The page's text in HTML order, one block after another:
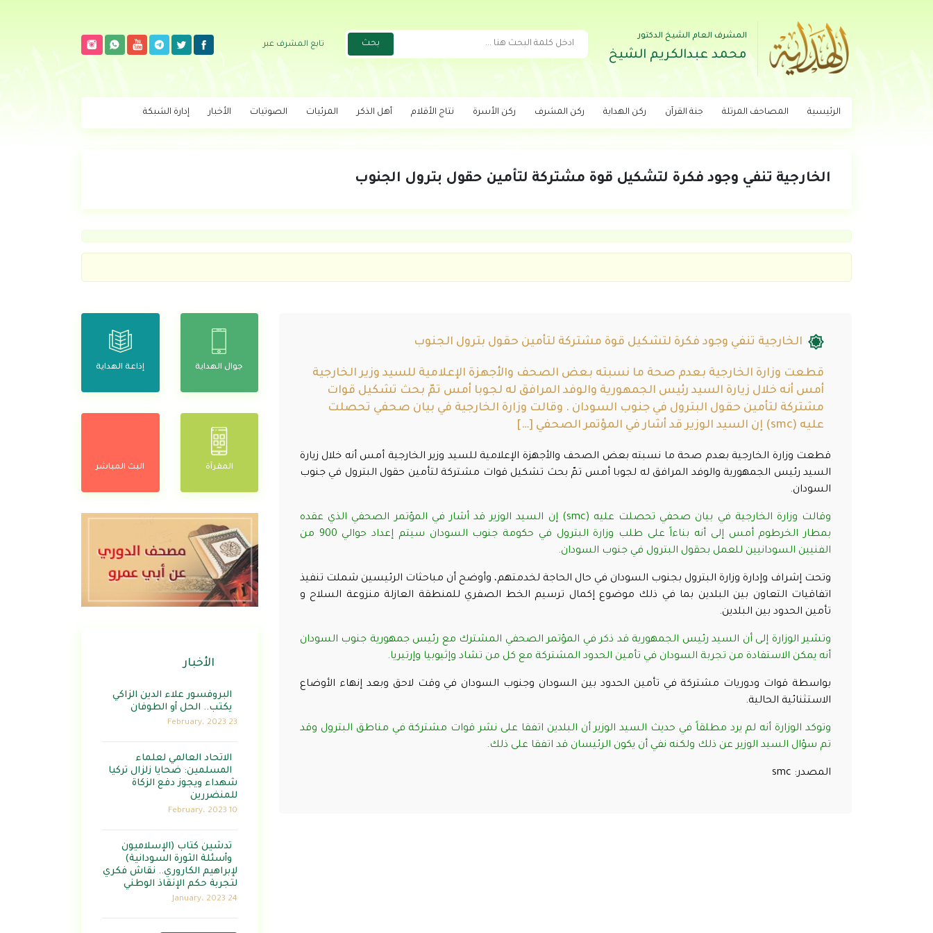
المشرف العام الشيخ الدكتور
محمد عبدالكريم الشيخ
تابع المشرف عبر
الرئيسية المصاحف المرتلة جنة القرآن ركن الهداية ركن المشرف ركن الأسرة نتاج الأقلام أهل الذكر المرئيات الصوتيات الأخبار إدارة الشبكة
الخارجية تنفي وجود فكرة لتشكيل قوة مشتركة لتأمين حقول بترول الجنوب
الخارجية تنفي وجود فكرة لتشكيل قوة مشتركة لتأمين حقول بترول الجنوب
قطعت وزارة الخارجية بعدم صحة ما نسبته بعض الصحف والأجهزة الإعلامية للسيد وزير الخارجية
أمس أنه خلال زيارة السيد رئيس الجمهورية والوفد المرافق له لجوبا أمس تمّ بحث تشكيل قوات
مشتركة لتأمين حقول البترول في جنوب السودان . وقالت وزارة الخارجية في بيان صحفي تحصلت
عليه (smc) إن السيد الوزير قد أشار في المؤتمر الصحفي […]
قطعت وزارة الخارجية بعدم صحة ما نسبته بعض الصحف والأجهزة الإعلامية للسيد وزير الخارجية أمس أنه خلال زيارة
السيد رئيس الجمهورية والوفد المرافق له لجوبا أمس تمّ بحث تشكيل قوات مشتركة لتأمين حقول البترول في جنوب
السودان.
وقالت وزارة الخارجية في بيان صحفي تحصلت عليه (smc)إن السيد الوزير قد أشار في المؤتمر الصحفي الذي عقده
بمطار الخرطوم أمس إلى أنه بناءاً على طلب وزارة البترول في حكومة جنوب السودان سيتم إعداد حوالي 900 من
الفنيين السودانيين للعمل بحقول البترول في جنوب السودان.
وتحت إشراف وإدارة وزارة البترول بجنوب السودان في حال الحاجة لخدمتهم، وأوضح أن مباحثات الرئيسين شملت تنفيذ
اتفاقيات التعاون بين البلدين بما في ذلك موضوع إكمال ترسيم الخط الصفري للمنطقة العازلة منزوعة السلاح و
تأمين الحدود بين البلدين.
وتشير الوزارة إلى أن السيد رئيس الجمهورية قد ذكر في المؤتمر الصحفي المشترك مع رئيس جمهورية جنوب السودان
أنه يمكن الاستفادة من تجربة السودان في تأمين الحدود المشتركة مع كل من تشاد وإثيوبيا وإرتيريا.
بواسطة قوات ودوريات مشتركة في تأمين الحدود بين السودان وجنوب السودان في وقت لاحق وبعد إنهاء الأوضاع
الاستثنائية الحالية.
وتوكد الوزارة أنه لم يرد مطلقاً في حديث السيد الوزير أن البلدين اتفقا على نشر قوات مشتركة في مناطق البترول وقد
تم سؤال السيد الوزير عن ذلك ولكنه نفي أن يكون الرئيسان قد اتفقا على ذلك.
المصدر: smc
جوال الهداية إذاعة الهداية
المقرآة البث المباشر
الأخبار
البروفسور علاء الدين الزاكي
يكتب.. الحل أو الطوفان
23 February، 2023
الاتحاد العالمي لعلماء
المسلمين: ضحايا زلزال تركيا
شهداء ويجوز دفع الزكاة
للمنضررين
10 February، 2023
تدشين كتاب (الإسلاميون
وأسئلة الثورة السودانية)
لإبراهيم الكاروري.. نقاش فكري
لتجربة حكم الإنقاذ الوطني
24 January، 2023